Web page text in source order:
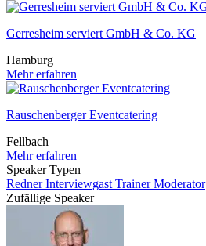
Gerresheim serviert GmbH & Co. KG
Hamburg
Mehr erfahren
Rauschenberger Eventcatering
Fellbach
Mehr erfahren
Speaker Typen
RednerInterviewgast TrainerModerator
Zufällige Speaker